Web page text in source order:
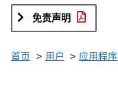
免责声明
首页 用户 应用程序